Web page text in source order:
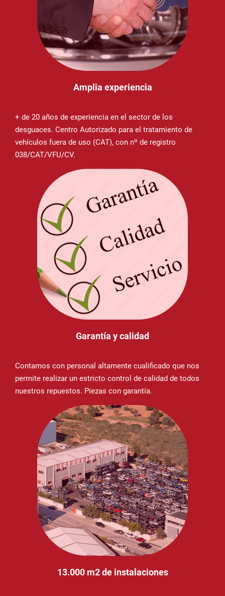
Amplia experiencia
+ de 20 años de experiencia en el sector de los
desguaces. Centro Autorizado para el tratamiento de
vehículos fuera de uso (CAT), con nº de registro
038/CAT/VFU/CV.
Garantía y calidad
Contamos con personal altamente cualificado que nos
permite realizar un estricto control de calidad de todos
nuestros repuestos. Piezas con garantía.
13.000 m2 de instalaciones